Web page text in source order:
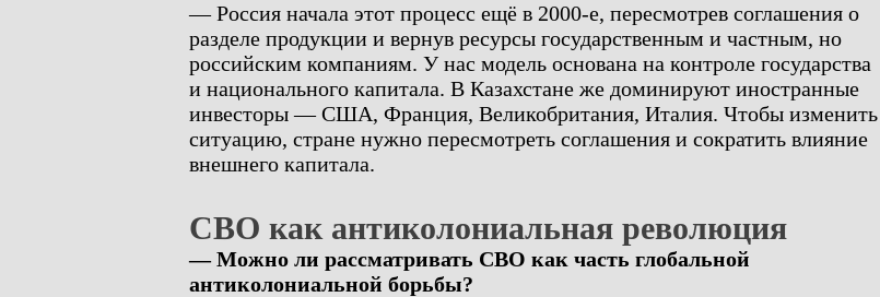
— Россия начала этот процесс ещё в 2000‑е, пересмотрев соглашения о
разделе продукции и вернув ресурсы государственным и частным, но
российским компаниям. У нас модель основана на контроле государства
и национального капитала. В Казахстане же доминируют иностранные
инвесторы — США, Франция, Великобритания, Италия. Чтобы изменить
ситуацию, стране нужно пересмотреть соглашения и сократить влияние
внешнего капитала.
СВО как антиколониальная революция
— Можно ли рассматривать СВО как часть глобальной
антиколониальной борьбы?